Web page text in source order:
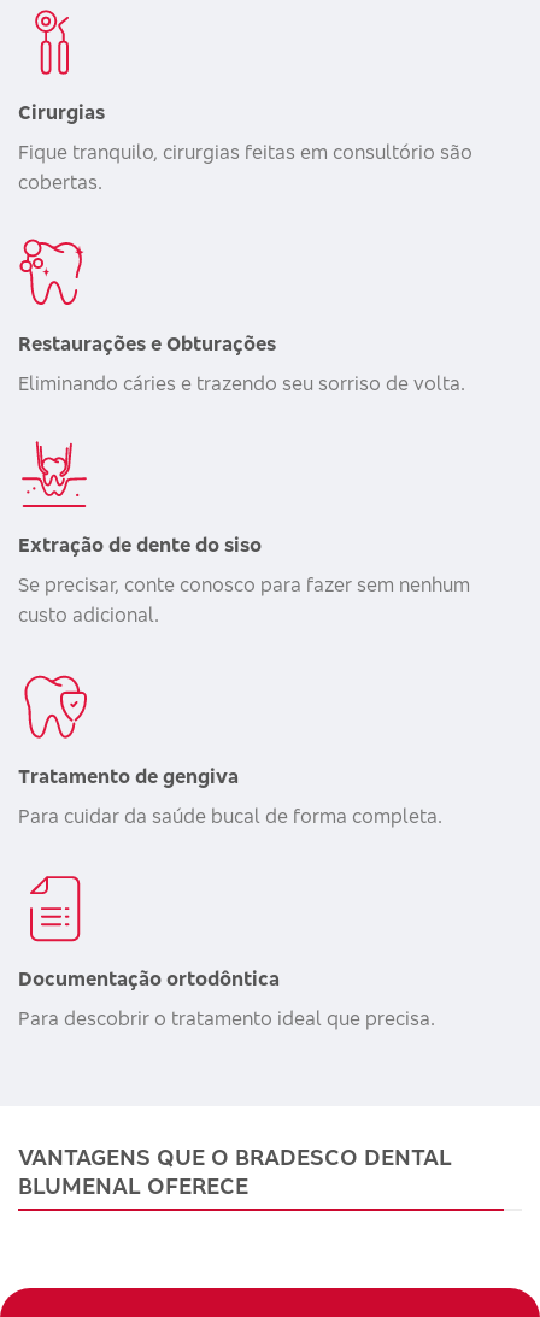
Cirurgias
Fique tranquilo, cirurgias feitas em consultório são
cobertas.
Restaurações e Obturações
Eliminando cáries e trazendo seu sorriso de volta.
Extração de dente do siso
Se precisar, conte conosco para fazer sem nenhum
custo adicional.
Tratamento de gengiva
Para cuidar da saúde bucal de forma completa.
Documentação ortodôntica
Para descobrir o tratamento ideal que precisa.
VANTAGENS QUE O BRADESCO DENTAL
BLUMENAL OFERECE